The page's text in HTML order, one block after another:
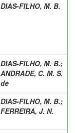
DIAS-FILHO, M. B.
DIAS-FILHO, M. B.;
ANDRADE, C. M. S.
de
DIAS-FILHO, M. B.;
FERREIRA, J. N.